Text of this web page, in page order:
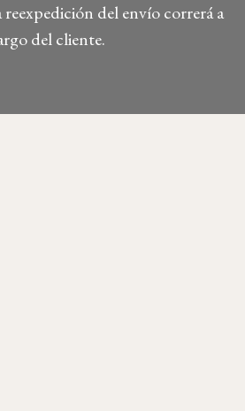
reexpedición del envío correrá a
del cliente.